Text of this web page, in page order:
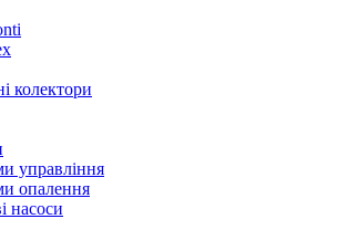
колектори
управління
опалення
насоси